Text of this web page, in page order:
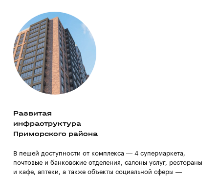
Развитая
инфраструктура
Приморского района
В пешей доступности от комплекса — 4 супермаркета,
почтовые и банковские отделения, салоны услуг, рестораны
и кафе, аптеки, а также объекты социальной сферы —